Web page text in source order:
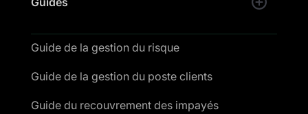
Guide de la gestion du risque
Guide de la gestion du poste clients
Guide du recouvrement des impayés